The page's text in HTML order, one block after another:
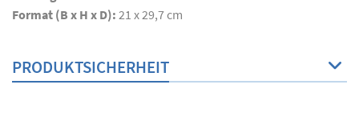
Format (B x H x D): 21 x 29,7 cm
PRODUKTSICHERHEIT